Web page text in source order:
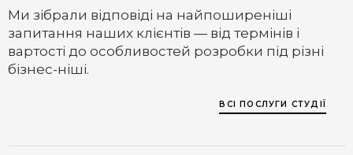
Ми зібрали відповіді на найпоширеніші
запитання наших клієнтів — від термінів і
вартості до особливостей розробки під різні
бізнес-ніші.
ВСІ ПОСЛУГИ СТУДІЇ